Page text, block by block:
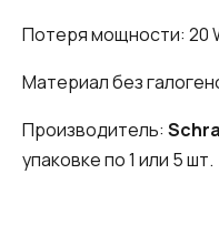
Потеря мощности: 20
Материал без
Производитель:
упаковке по 1 или 5 шт.